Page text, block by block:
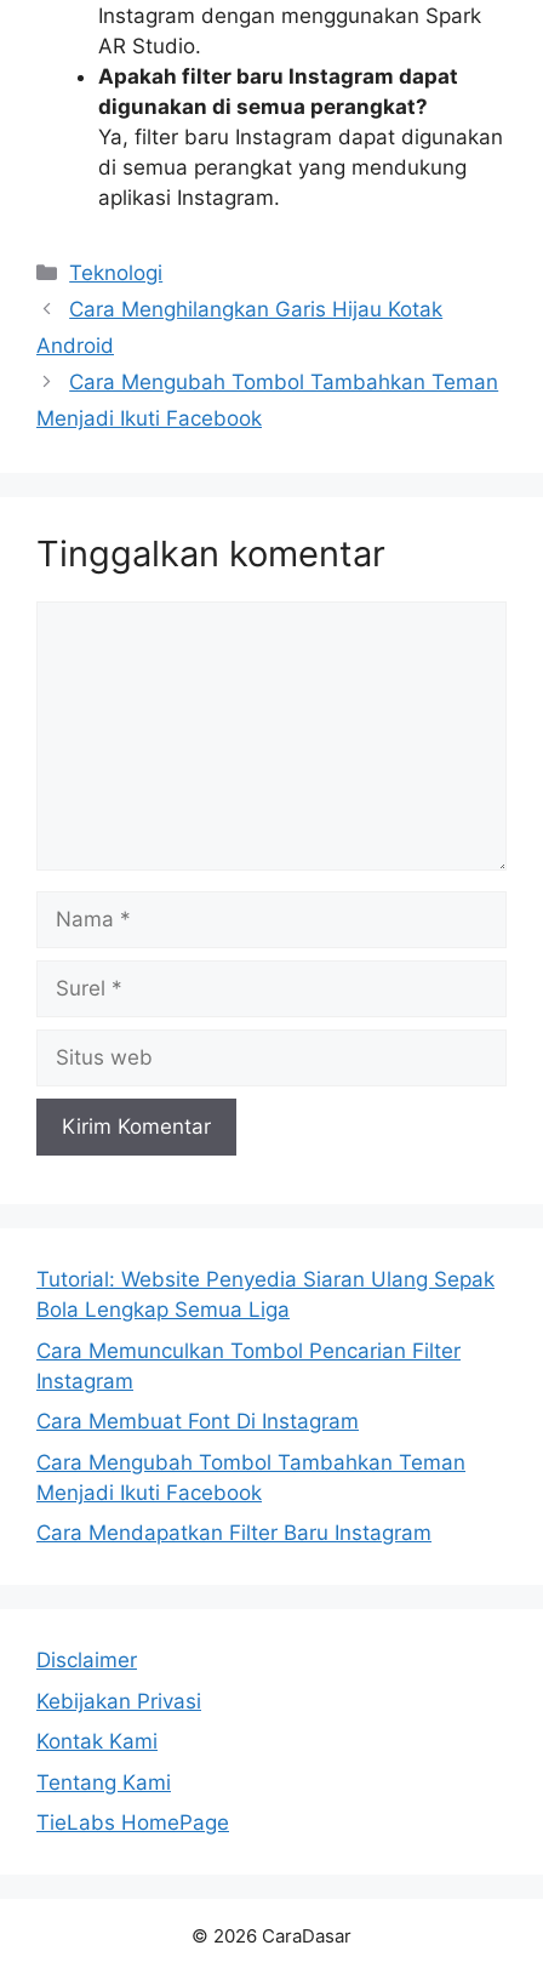
Instagram dengan menggunakan Spark
AR Studio.
Apakah filter baru Instagram dapat
digunakan di semua perangkat?
Ya, filter baru Instagram dapat digunakan
di semua perangkat yang mendukung
aplikasi Instagram.
Kategori
Teknologi
Cara Menghilangkan Garis Hijau Kotak
Android
Cara Mengubah Tombol Tambahkan Teman
Menjadi Ikuti Facebook
Tinggalkan komentar
Nama
Surel
Situs
web
Tutorial: Website Penyedia Siaran Ulang Sepak
Bola Lengkap Semua Liga
Cara Memunculkan Tombol Pencarian Filter
Instagram
Cara Membuat Font Di Instagram
Cara Mengubah Tombol Tambahkan Teman
Menjadi Ikuti Facebook
Cara Mendapatkan Filter Baru Instagram
Disclaimer
Kebijakan Privasi
Kontak Kami
Tentang Kami
TieLabs HomePage
© 2026 CaraDasar